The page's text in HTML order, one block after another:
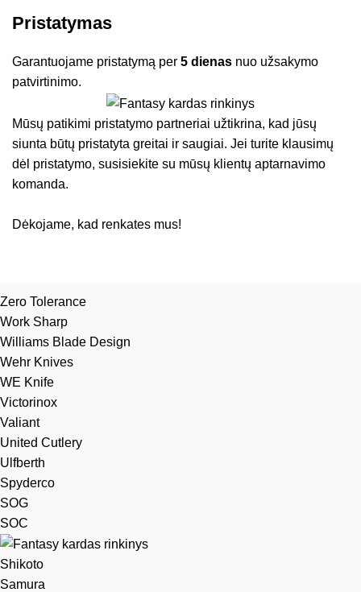
Pristatymas
Garantuojame pristatymą per5 dienas nuo užsakymo
patvirtinimo.
Mūsų patikimi pristatymo partneriai užtikrina, kad jūsų
siunta būtų pristatyta greitai ir saugiai. Jei turite klausimų
dėl pristatymo, susisiekite su mūsų klientų aptarnavimo
komanda.
Dėkojame, kad renkates mus!
Zero Tolerance
Work Sharp
Williams Blade Design
Wehr Knives
WE Knife
Victorinox
Valiant
United Cutlery
Ulfberth
Spyderco
SOG
SOC
Shikoto
Samura